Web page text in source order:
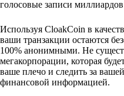
голосовые записи
Используя CloakCoin в
ваши транзакции остаются
100% анонимными. Не
мегакорпорации, которая
ваше плечо и следить за
финансовой информацией.